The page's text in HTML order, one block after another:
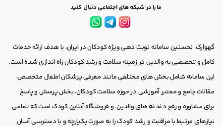
ما را در شبکه های اجتماعی دنبال کنید
گهوارک، نخستین سامانه نوبت دهی ویژه کودکان در ایران، با هدف ارائه خدمات
کامل و تخصصی به والدین در زمینه سلامت و رشد کودکان راه اندازی شده است.
این سامانه شامل بخش های مختلفی مانند معرفی پزشکان اطفال متخصص،
مقالات جامع و معتبر آموزشی در حوزه سلامت کودکان، بخش پرسش و پاسخ
برای مشاوره و رفع دغدغه های والدین، و فروشگاه آنلاین کودک است که تمامی
نیازهای مرتبط با مراقبت و رشد کودک را به صورت یکپارچه و با دسترسی آسان